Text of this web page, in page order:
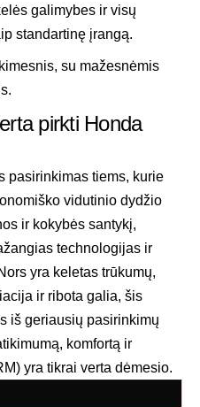
galimybes ir visų
standartinę įrangą.
su mažesnėmis
pirkti Honda
pasirinkimas tiems, kurie
vidutinio dydžio
ir kokybės santykį,
technologijas ir
yra keletas trūkumų,
ir ribota galia, šis
iš geriausių pasirinkimų
komfortą ir
yra tikrai verta dėmesio.